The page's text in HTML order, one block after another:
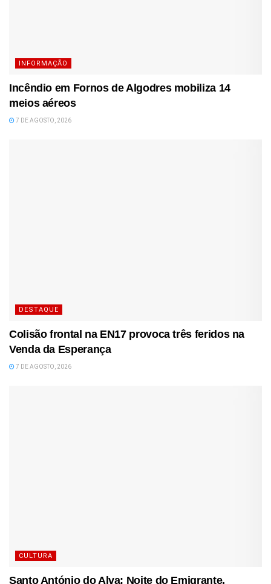
INFORMAÇÃO
Incêndio em Fornos de Algodres mobiliza 14
meios aéreos
7 DE AGOSTO, 2026
DESTAQUE
Colisão frontal na EN17 provoca três feridos na
Venda da Esperança
7 DE AGOSTO, 2026
CULTURA
Santo António do Alva: Noite do Emigrante,